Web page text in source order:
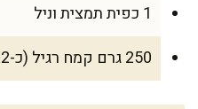
1 כפית תמצית וניל
250 גרם קמח רגיל (כ-2 כוסות פחות כף)